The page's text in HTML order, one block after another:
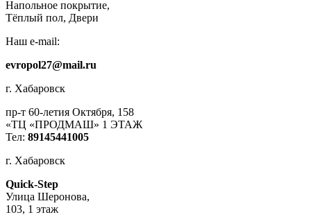
Напольное покрытие,
Тёплый пол, Двери
Наш e-mail:
evropol27@mail.ru
г. Хабаровск
пр-т 60-летия Октября, 158
«ТЦ «ПРОДМАШ» 1 ЭТАЖ
Тел: 89145441005
г. Хабаровск
Quick-Step
​Улица Шеронова,
103, ​1 этаж